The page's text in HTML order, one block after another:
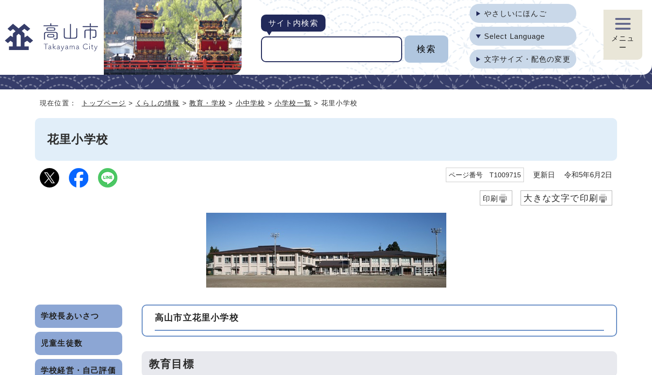
サイト内検索
やさしいにほんご
Select Language
文字サイズ・配色の変更
メニュ
ー
現在位置： トップページ > くらしの情報 >教育・学校 > 小中学校 >小学校一覧 > 花里小学校
花里小学校
ページ番号 T1009715 更新日 令和5年6月2日
印刷 大きな文字で印刷
高山市立花里小学校
教育目標
学校長あいさつ
児童生徒数
学校経営・自己評価